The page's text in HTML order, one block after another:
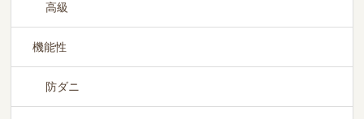
高級
機能性
防ダニ